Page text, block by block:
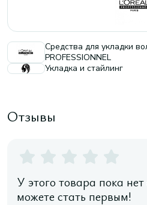
Средства для укладки
PROFESSIONNEL
Укладка и стайлинг
Отзывы
У этого товара пока
можете стать первым!